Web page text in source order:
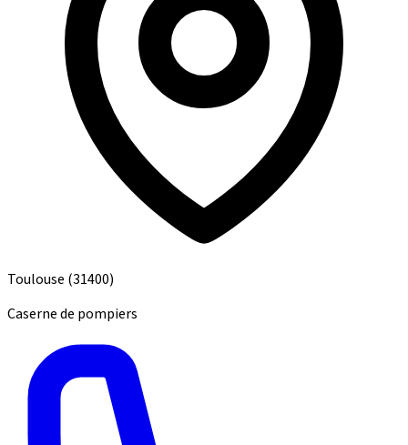
Toulouse (31400)
Caserne de pompiers